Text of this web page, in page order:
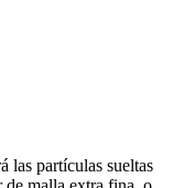
las partículas sueltas